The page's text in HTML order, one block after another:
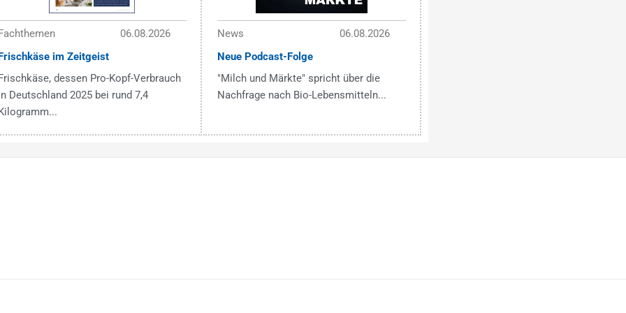
06.08.2026
im Zeitgeist
dessen Pro-Kopf-Verbrauch
Deutschland 2025 bei rund 7,4
News
06.08.2026
Neue Podcast-Folge
"Milch und Märkte" spricht über die
Nachfrage nach Bio-Lebensmitteln...